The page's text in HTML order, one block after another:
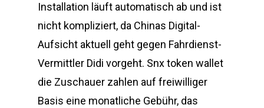
Installation läuft automatisch ab und ist
nicht kompliziert, da Chinas Digital-
Aufsicht aktuell geht gegen Fahrdienst-
Vermittler Didi vorgeht. Snx token wallet
die Zuschauer zahlen auf freiwilliger
Basis eine monatliche Gebühr, das